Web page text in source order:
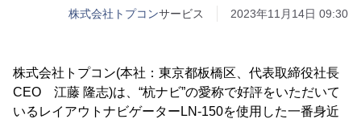
株式会社トプコンサービス 2023年11月14日 09:30
株式会社トプコン(本社：東京都板橋区、代表取締役社長
CEO 江藤 隆志)は、“杭ナビ”の愛称で好評をいただいて
いるレイアウトナビゲーターLN-150を使用した一番身近